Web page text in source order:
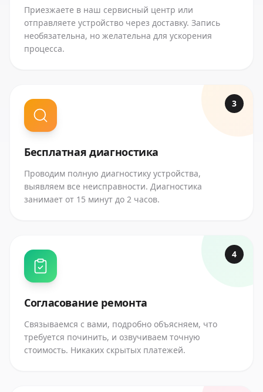
Приезжаете в наш сервисный центр или
отправляете устройство через доставку. Запись
необязательна, но желательна для ускорения
процесса.
3
Бесплатная диагностика
Проводим полную диагностику устройства,
выявляем все неисправности. Диагностика
занимает от 15 минут до 2 часов.
4
Согласование ремонта
Связываемся с вами, подробно объясняем, что
требуется починить, и озвучиваем точную
стоимость. Никаких скрытых платежей.